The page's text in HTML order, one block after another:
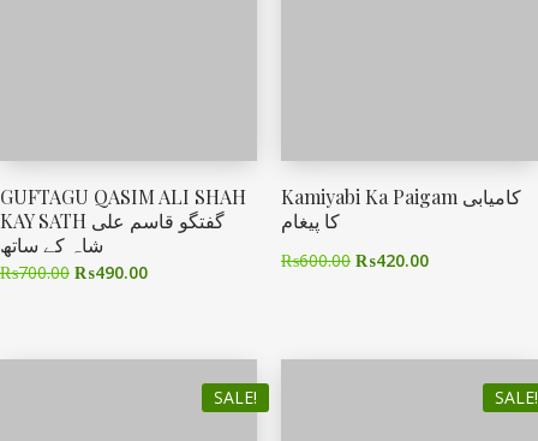
GUFTAGU QASIM ALI SHAH
KAY SATH گفتگو قاسم علی
شاہ کے ساتھ
₨700.00 ₨490.00
Kamiyabi Ka Paigam کامیابی
کا پیغام
₨600.00 ₨420.00
SALE! SALE!